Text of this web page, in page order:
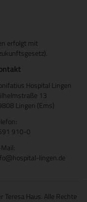
erfolgt mit
Hospital Lingen
13
Lingen (Ems)
910-0
lingen.de
Haus. Alle Rechte